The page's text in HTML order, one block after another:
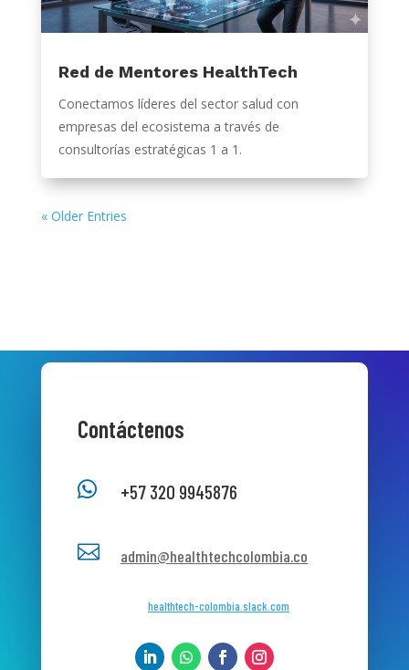
Red de Mentores HealthTech
Conectamos líderes del sector salud con
empresas del ecosistema a través de
consultorías estratégicas 1 a 1.
« Older Entries
Contáctenos
 +57 320 9945876
 admin@healthtechcolombia.co
healthtech-colombia.slack.com